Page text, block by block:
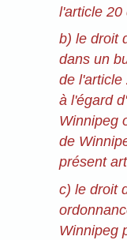
l'article
b) le droit
dans un
de
à l'égard
Winnipeg
de
présent
c) le droit
Winnipeg